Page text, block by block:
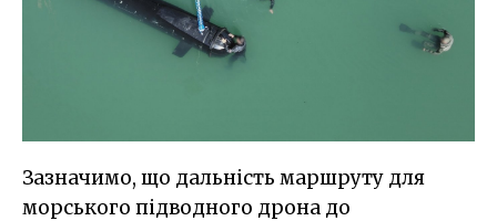
Зазначимо, що дальність маршруту для
морського підводного дрона до